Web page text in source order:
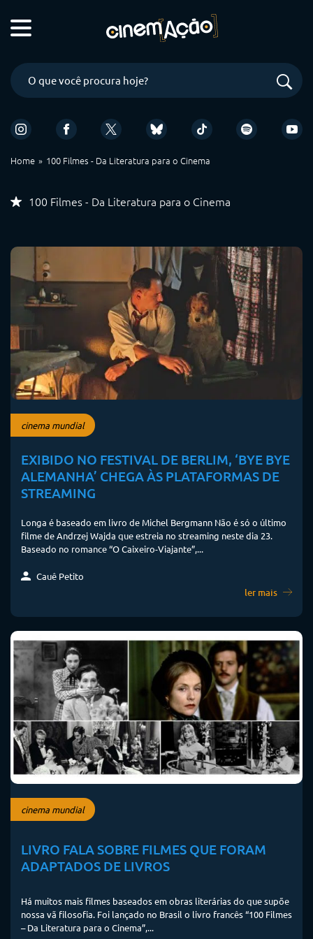
Home 100 Filmes - Da Literatura para o Cinema
100 Filmes - Da Literatura para o Cinema
cinema mundial
EXIBIDO NO FESTIVAL DE BERLIM, ‘BYE BYE
ALEMANHA’ CHEGA ÀS PLATAFORMAS DE
STREAMING
Longa é baseado em livro de Michel Bergmann Não é só o último
filme de Andrzej Wajda que estreia no streaming neste dia 23.
Baseado no romance “O Caixeiro-Viajante”,...
Cauê Petito
ler mais
cinema mundial
LIVRO FALA SOBRE FILMES QUE FORAM
ADAPTADOS DE LIVROS
Há muitos mais filmes baseados em obras literárias do que supõe
nossa vã filosofia. Foi lançado no Brasil o livro francês “100 Filmes
– Da Literatura para o Cinema”,...